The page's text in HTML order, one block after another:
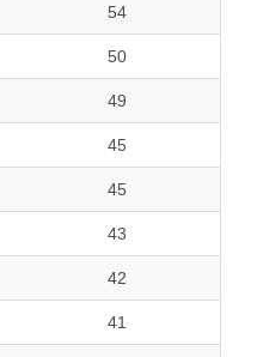
54
50
49
45
45
43
42
41